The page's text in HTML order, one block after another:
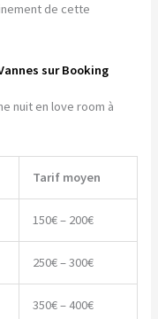
de cette
sur Booking
nuit en love room à
Tarif moyen
150€ – 200€
250€ – 300€
350€ – 400€